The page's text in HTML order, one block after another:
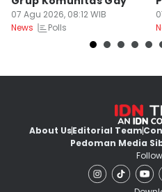
07 Agu 2026, 08:12 WIB
News
Polls
About UsEditorial Team
Pedoman Media